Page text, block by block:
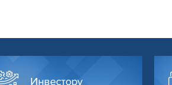
Инвестору